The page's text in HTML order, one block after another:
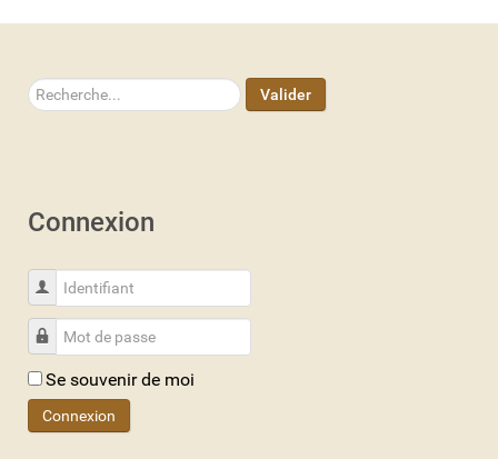
Rechercher Valider
Connexion
Identifiant
Mot de passe
Se souvenir de moi
Connexion